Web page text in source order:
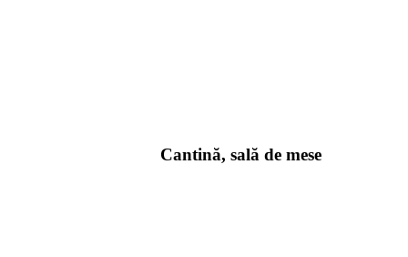
Cantină, sală de mese